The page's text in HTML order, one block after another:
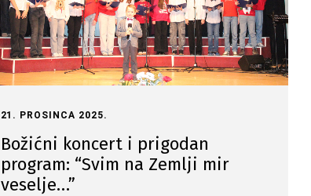
21. PROSINCA 2025.
Božićni koncert i prigodan
program: “Svim na Zemlji mir
veselje…”